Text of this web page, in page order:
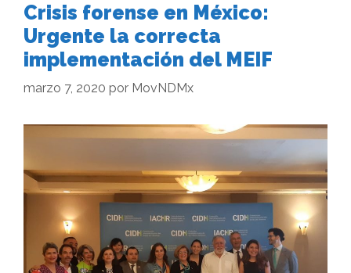
Crisis forense en México:
Urgente la correcta
implementación del MEIF
marzo 7, 2020 por MovNDMx